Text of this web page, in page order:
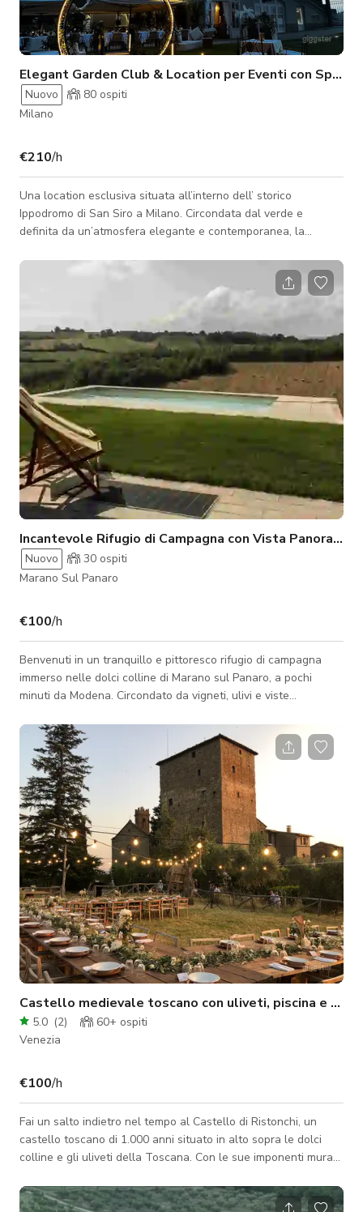
Elegant Garden Club & Location per Eventi con Spazi Esterni Panoramici
Nuovo 80 ospiti
Milano
€210/h
Una location esclusiva situata all’interno dell’ storico
Ippodromo di San Siro a Milano. Circondata dal verde e
definita da un’atmosfera elegante e contemporanea, la
privati e aziendali, shooting fotografici, produzioni video,
interviste, presentazioni, cene, aperitivi e celebrazioni. La
proprietà dispone di una raffinata sala da pranzo interna, una
veranda coperta e un ampio giardino, tutti adattabili e
personalizzabili
Incantevole Rifugio di Campagna con Vista Panoramica
Nuovo 30 ospiti
Marano Sul Panaro
€100/h
Benvenuti in un tranquillo e pittoresco rifugio di campagna
immerso nelle dolci colline di Marano sul Panaro, a pochi
minuti da Modena. Circondato da vigneti, ulivi e viste
per servizi fotografici, riprese commerciali, editoriali di moda e
eventi aziendali intimi. La proprietà combina l'autentico fascino
italiano con un'elegante semplicità. All'esterno troverete ampi
spazi verdi, sentieri naturali panoramici e viste idilliache sul
Castello medievale toscano con uliveti, piscina e cappella
5.0 (2) 60+ ospiti
Venezia
€100/h
Fai un salto indietro nel tempo al Castello di Ristonchi, un
castello toscano di 1.000 anni situato in alto sopra le dolci
colline e gli uliveti della Toscana. Con le sue imponenti mura
sulla valle, il castello offre a registi e fotografi una location di